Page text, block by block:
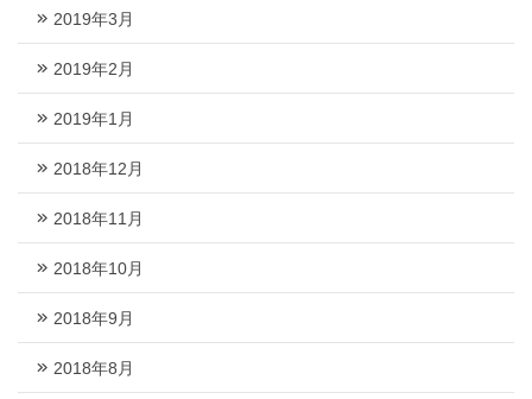
2019年3月
2019年2月
2019年1月
2018年12月
2018年11月
2018年10月
2018年9月
2018年8月